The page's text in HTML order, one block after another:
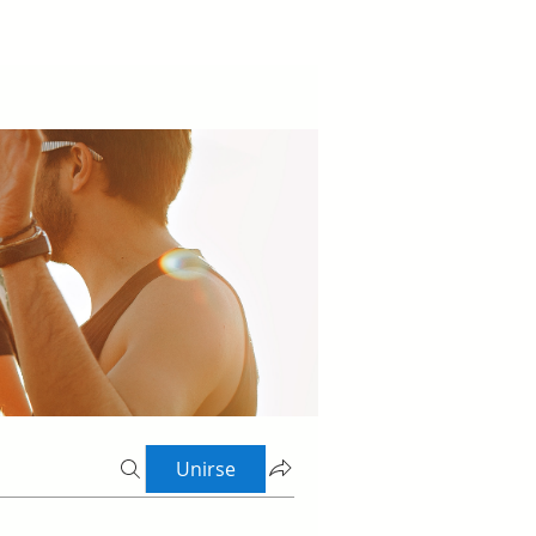
Unirse